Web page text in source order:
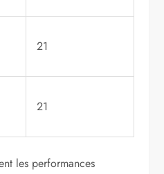
21
21
les performances